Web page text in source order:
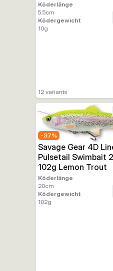
Köderlänge
5.5cm
Ködergewicht
10g
12 variants
-37%
Savage Gear 4D
Pulsetail Swimbait
102g Lemon Trout
Köderlänge
20cm
Ködergewicht
102g